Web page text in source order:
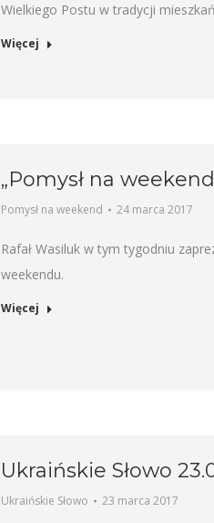
Wielkiego Postu w tradycji
Więcej
„Pomysł na
Pomysł na weekend 24 marca 2017
Rafał Wasiluk w tym tygodniu
weekendu.
Więcej
Ukraińskie Słowo
Ukraińskie Słowo 23 marca 2017